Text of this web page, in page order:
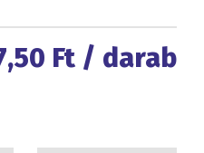
Ft / darab